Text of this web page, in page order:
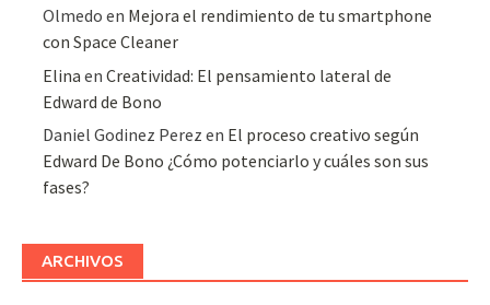
Olmedo en Mejora el rendimiento de tu smartphone
con Space Cleaner
Elina enCreatividad: El pensamiento lateral de
Edward de Bono
Daniel Godinez Perez en El proceso creativo según
Edward De Bono ¿Cómo potenciarlo y cuáles son sus
fases?
ARCHIVOS